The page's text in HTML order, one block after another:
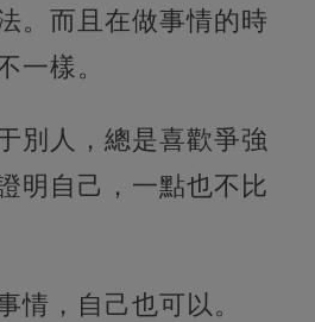
。而且在做事情的時
一樣。
別人，總是喜歡爭強
明自己，一點也不比
情，自己也可以。